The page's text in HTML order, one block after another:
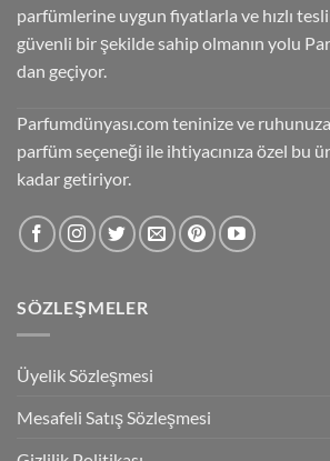
parfümlerine uygun fiyatlarla ve hızlı
güvenli bir şekilde sahip olmanın yolu
dan geçiyor.
Parfumdünyası.com teninize ve
parfüm seçeneği ile ihtiyacınıza özel bu
kadar getiriyor.
SÖZLEŞMELER
Üyelik Sözleşmesi
Mesafeli Satış Sözleşmesi